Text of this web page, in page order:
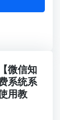
微信知
系统系
用教